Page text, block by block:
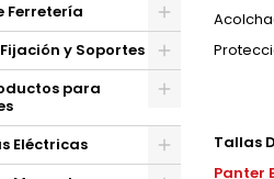
Ferretería
y Soportes
para
Eléctricas
Tallas
Panter